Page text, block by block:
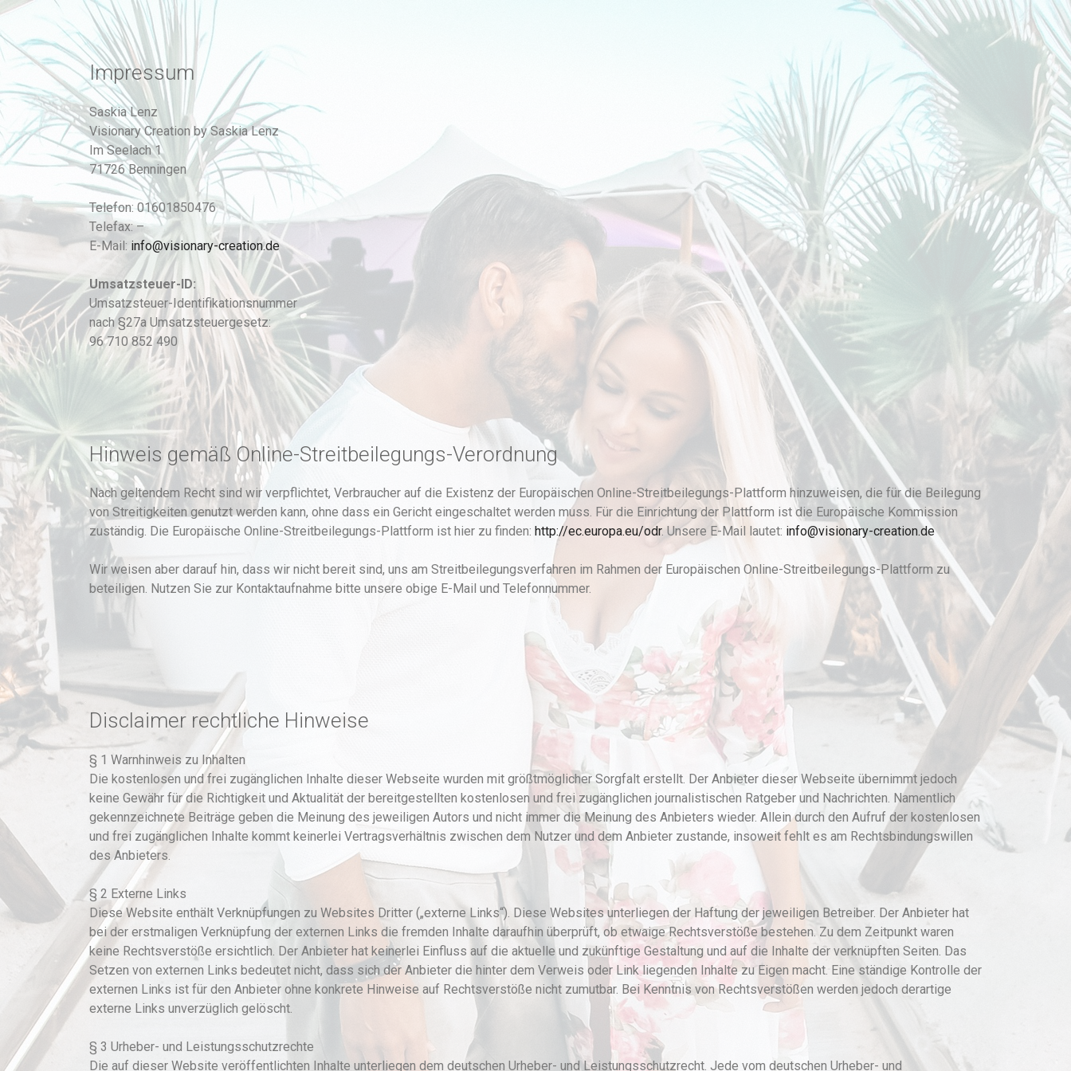
Impressum
Saskia Lenz
Visionary Creation by Saskia Lenz
Im Seelach 1
71726 Benningen
Telefon: 01601850476
Telefax: –
E-Mail: info@visionary-creation.de
Umsatzsteuer-ID:
Umsatzsteuer-Identifikationsnummer
nach §27a Umsatzsteuergesetz:
96 710 852 490
Hinweis gemäß Online-Streitbeilegungs-Verordnung
Nach geltendem Recht sind wir verpflichtet, Verbraucher auf die Existenz der Europäischen Online-Streitbeilegungs-Plattform hinzuweisen, die für die Beilegung
von Streitigkeiten genutzt werden kann, ohne dass ein Gericht eingeschaltet werden muss. Für die Einrichtung der Plattform ist die Europäische Kommission
zuständig. Die Europäische Online-Streitbeilegungs-Plattform ist hier zu finden: http://ec.europa.eu/odr. Unsere E-Mail lautet: info@visionary-creation.de
Wir weisen aber darauf hin, dass wir nicht bereit sind, uns am Streitbeilegungsverfahren im Rahmen der Europäischen Online-Streitbeilegungs-Plattform zu
beteiligen. Nutzen Sie zur Kontaktaufnahme bitte unsere obige E-Mail und Telefonnummer.
Disclaimer rechtliche Hinweise
§ 1 Warnhinweis zu Inhalten
Die kostenlosen und frei zugänglichen Inhalte dieser Webseite wurden mit größtmöglicher Sorgfalt erstellt. Der Anbieter dieser Webseite übernimmt jedoch
keine Gewähr für die Richtigkeit und Aktualität der bereitgestellten kostenlosen und frei zugänglichen journalistischen Ratgeber und Nachrichten. Namentlich
gekennzeichnete Beiträge geben die Meinung des jeweiligen Autors und nicht immer die Meinung des Anbieters wieder. Allein durch den Aufruf der kostenlosen
und frei zugänglichen Inhalte kommt keinerlei Vertragsverhältnis zwischen dem Nutzer und dem Anbieter zustande, insoweit fehlt es am Rechtsbindungswillen
des Anbieters.
§ 2 Externe Links
Diese Website enthält Verknüpfungen zu Websites Dritter („externe Links“). Diese Websites unterliegen der Haftung der jeweiligen Betreiber. Der Anbieter hat
bei der erstmaligen Verknüpfung der externen Links die fremden Inhalte daraufhin überprüft, ob etwaige Rechtsverstöße bestehen. Zu dem Zeitpunkt waren
keine Rechtsverstöße ersichtlich. Der Anbieter hat keinerlei Einfluss auf die aktuelle und zukünftige Gestaltung und auf die Inhalte der verknüpften Seiten. Das
Setzen von externen Links bedeutet nicht, dass sich der Anbieter die hinter dem Verweis oder Link liegenden Inhalte zu Eigen macht. Eine ständige Kontrolle der
externen Links ist für den Anbieter ohne konkrete Hinweise auf Rechtsverstöße nicht zumutbar. Bei Kenntnis von Rechtsverstößen werden jedoch derartige
externe Links unverzüglich gelöscht.
§ 3 Urheber- und Leistungsschutzrechte
Die auf dieser Website veröffentlichten Inhalte unterliegen dem deutschen Urheber- und Leistungsschutzrecht. Jede vom deutschen Urheber- und